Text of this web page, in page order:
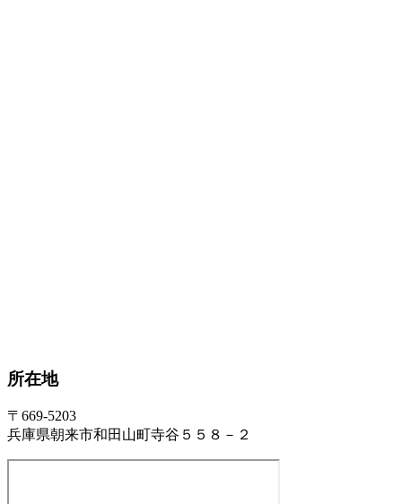
所在地
〒669-5203
兵庫県朝来市和田山町寺谷５５８－２